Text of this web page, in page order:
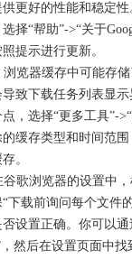
更好的性能和稳定
择“帮助”->“关于
提示进行更新。
览器缓存中可能存
致下载任务列表显
，选择“更多工具”-
缓存类型和时间范
。
歌浏览器的设置中
下载前询问每个文件
设置正确。你可以
然后在设置页面中找